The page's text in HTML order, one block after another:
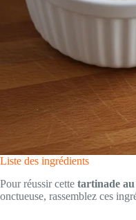
Liste des ingrédients
Pour réussir cette tartinade au
onctueuse, rassemblez ces